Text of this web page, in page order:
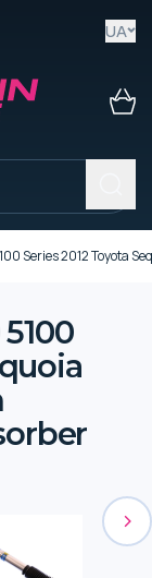
UA
Series 2012 Toyota